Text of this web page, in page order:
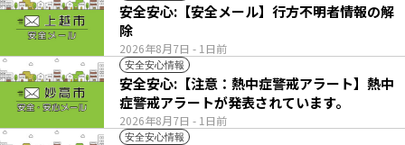
2026年8月7日 - 1日前
安全安心:【安全メール】行方不明者情報の解
除
安全安心情報
2026年8月7日 - 1日前
安全安心:【注意：熱中症警戒アラート】熱中
症警戒アラートが発表されています。
安全安心情報